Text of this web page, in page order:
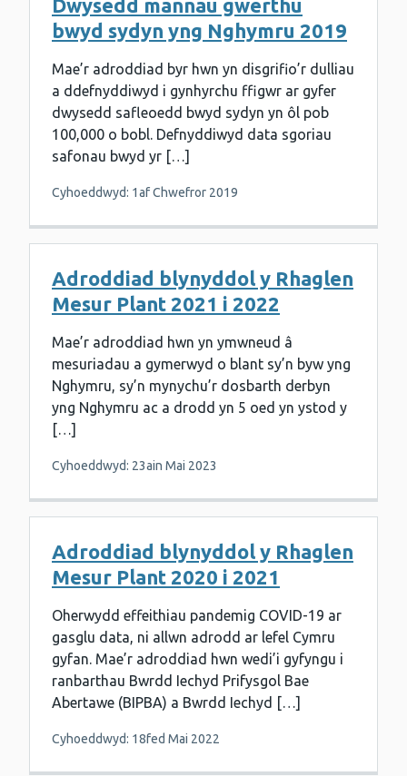
Dwysedd mannau gwerthu
bwyd sydyn yng Nghymru 2019
Mae’r adroddiad byr hwn yn disgrifio’r dulliau
a ddefnyddiwyd i gynhyrchu ffigwr ar gyfer
dwysedd safleoedd bwyd sydyn yn ôl pob
100,000 o bobl. Defnyddiwyd data sgoriau
safonau bwyd yr […]
Cyhoeddwyd: 1af Chwefror 2019
Adroddiad blynyddol y Rhaglen
Mesur Plant 2021 i 2022
Mae’r adroddiad hwn yn ymwneud â
mesuriadau a gymerwyd o blant sy’n byw yng
Nghymru, sy’n mynychu’r dosbarth derbyn
yng Nghymru ac a drodd yn 5 oed yn ystod y
[…]
Cyhoeddwyd: 23ain Mai 2023
Adroddiad blynyddol y Rhaglen
Mesur Plant 2020 i 2021
Oherwydd effeithiau pandemig COVID-19 ar
gasglu data, ni allwn adrodd ar lefel Cymru
gyfan. Mae’r adroddiad hwn wedi’i gyfyngu i
ranbarthau Bwrdd Iechyd Prifysgol Bae
Abertawe (BIPBA) a Bwrdd Iechyd […]
Cyhoeddwyd: 18fed Mai 2022